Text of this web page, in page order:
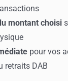
montant choisi
pour vos
retraits DAB